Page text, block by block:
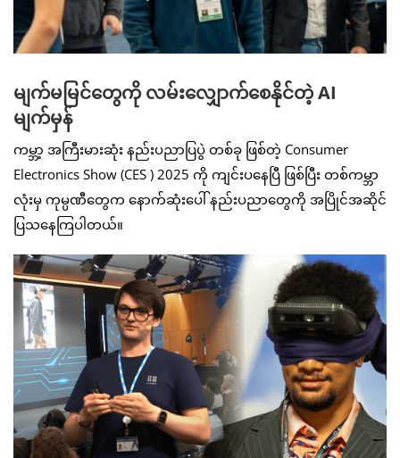
မျက်မမြင်တွေကို လမ်းလျှောက်စေနိုင်တဲ့ AI
မျက်မှန်
ကမ္ဘာ့ အကြီးမားဆုံး နည်းပညာပြပွဲ တစ်ခု ဖြစ်တဲ့ Consumer
Electronics Show (CES ) 2025 ကို ကျင်းပနေပြီ ဖြစ်ပြီး တစ်ကမ္ဘာ
လုံးမှ ကုမ္ပဏီတွေက နောက်ဆုံးပေါ် နည်းပညာတွေကို အပြိုင်အဆိုင်
ပြသနေကြပါတယ်။